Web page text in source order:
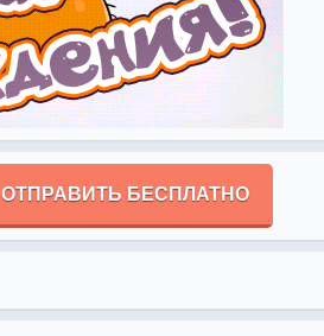
ОТПРАВИТЬ БЕСПЛАТНО